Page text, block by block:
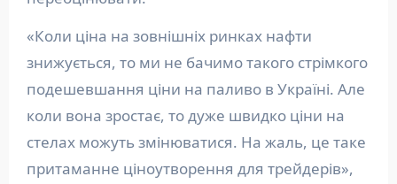
«Коли ціна на зовнішніх ринках нафти
знижується, то ми не бачимо такого стрімкого
подешевшання ціни на паливо в Україні. Але
коли вона зростає, то дуже швидко ціни на
стелах можуть змінюватися. На жаль, це таке
притаманне ціноутворення для трейдерів»,